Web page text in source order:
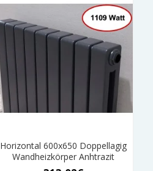
Horizontal 600x650 Doppellagig
Wandheizkörper Anhtrazit